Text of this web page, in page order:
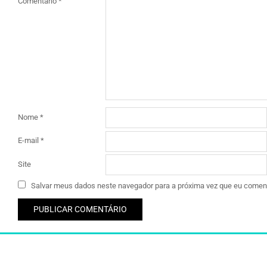
Nome *
E-mail *
Site
Salvar meus dados neste navegador para a próxima vez que eu